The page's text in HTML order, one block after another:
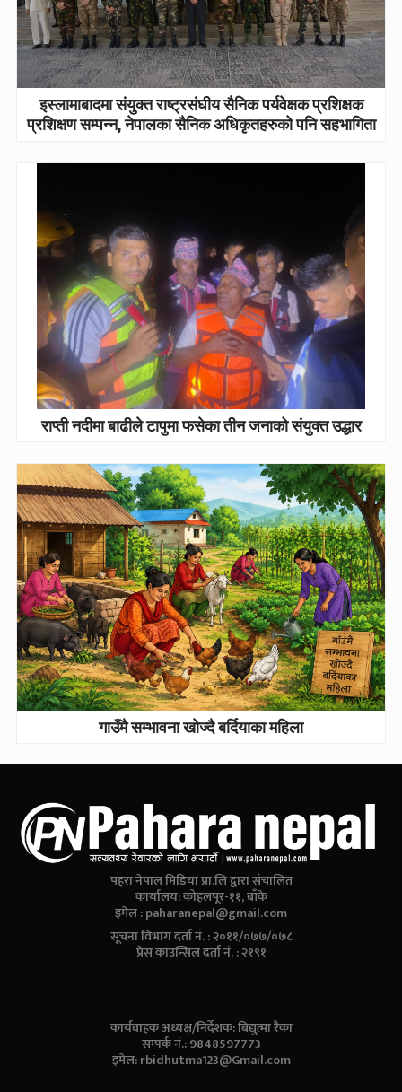
इस्लामाबादमा संयुक्त राष्ट्रसंघीय सैनिक पर्यवेक्षक प्रशिक्षक
प्रशिक्षण सम्पन्न, नेपालका सैनिक अधिकृतहरुको पनि सहभागिता
राप्ती नदीमा बाढीले टापुमा फसेका तीन जनाको संयुक्त उद्धार
गाउँमै सम्भावना खोज्दै बर्दियाका महिला
पहरा नेपाल मिडिया प्रा.लि द्वारा संचालित
कार्यालय: कोहलपूर-११, बाँके
इमेल :paharanepal@gmail.com
सूचना विभाग दर्ता नं. : २०११/०७७/०७८
प्रेस काउन्सिल दर्ता नं. : २१९१
कार्यवाहक अध्यक्ष/निर्देशक: बिद्युत्मा रैका
सम्पर्क नं.: 9848597773
इमेल:rbidhutma123@Gmail.com